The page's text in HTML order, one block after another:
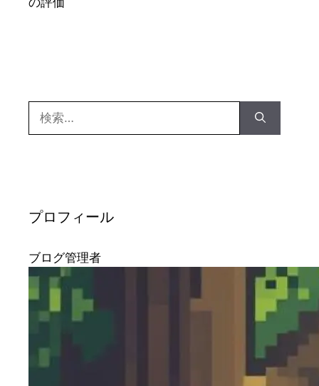
索:
プロフィール
ブログ管理者